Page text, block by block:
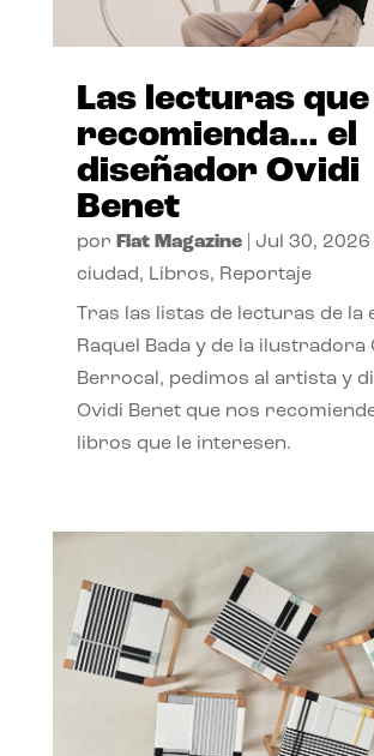
Las lecturas que
recomienda… el
diseñador Ovidi
Benet
por Flat Magazine| Jul 30, 2026
ciudad, Libros, Reportaje
Tras las listas de lecturas de la
Raquel Bada y de la ilustradora
Berrocal, pedimos al artista y
Ovidi Benet que nos
libros que le interesen.